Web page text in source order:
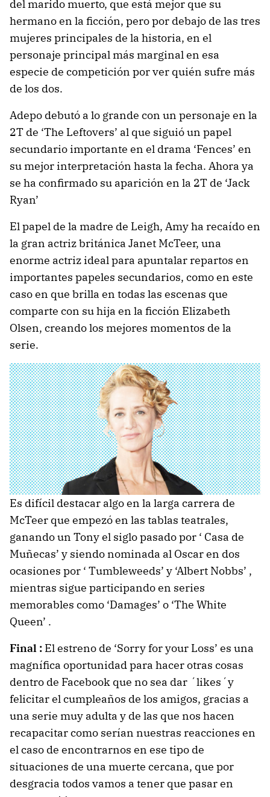
del marido muerto, que está mejor que su
hermano en la ficción, pero por debajo de las tres
mujeres principales de la historia, en el
personaje principal más marginal en esa
especie de competición por ver quién sufre más
de los dos.
Adepo debutó a lo grande con un personaje en la
2T de ‘The Leftovers’ al que siguió un papel
secundario importante en el drama ‘Fences’ en
su mejor interpretación hasta la fecha. Ahora ya
se ha confirmado su aparición en la 2T de ‘Jack
Ryan’
El papel de la madre de Leigh, Amy ha recaído en
la gran actriz británica Janet McTeer, una
enorme actriz ideal para apuntalar repartos en
importantes papeles secundarios, como en este
caso en que brilla en todas las escenas que
comparte con su hija en la ficción Elizabeth
Olsen, creando los mejores momentos de la
serie.
Es difícil destacar algo en la larga carrera de
McTeer que empezó en las tablas teatrales,
ganando un Tony el siglo pasado por ‘ Casa de
Muñecas’ y siendo nominada al Oscar en dos
ocasiones por ‘ Tumbleweeds’ y ‘Albert Nobbs’ ,
mientras sigue participando en series
memorables como ‘Damages’ o ‘The White
Queen’ .
Final : El estreno de ‘Sorry for your Loss’ es una
magnífica oportunidad para hacer otras cosas
dentro de Facebook que no sea dar ´likes´y
felicitar el cumpleaños de los amigos, gracias a
una serie muy adulta y de las que nos hacen
recapacitar como serían nuestras reacciones en
el caso de encontrarnos en ese tipo de
situaciones de una muerte cercana, que por
desgracia todos vamos a tener que pasar en